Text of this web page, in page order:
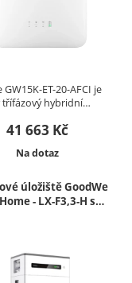
Třífázový hybridní střídač
ET-20-AFCI je
třífázový hybridní…
41 663 Kč
Dostupnost:
Na dotaz
úložiště GoodWe
- LX-F3,3-H s…